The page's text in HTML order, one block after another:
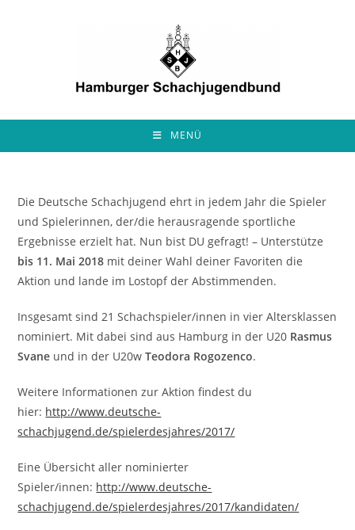
MENÜ
Die Deutsche Schachjugend ehrt in jedem Jahr die Spieler
und Spielerinnen, der/die herausragende sportliche
Ergebnisse erzielt hat. Nun bist DU gefragt! – Unterstütze
bis 11. Mai 2018 mit deiner Wahl deiner Favoriten die
Aktion und lande im Lostopf der Abstimmenden.
Insgesamt sind 21 Schachspieler/innen in vier Altersklassen
nominiert. Mit dabei sind aus Hamburg in der U20 Rasmus
Svane und in der U20wTeodora Rogozenco.
Weitere Informationen zur Aktion findest du
hier: http://www.deutsche-
schachjugend.de/spielerdesjahres/2017/
Eine Übersicht aller nominierter
Spieler/innen: http://www.deutsche-
schachjugend.de/spielerdesjahres/2017/kandidaten/